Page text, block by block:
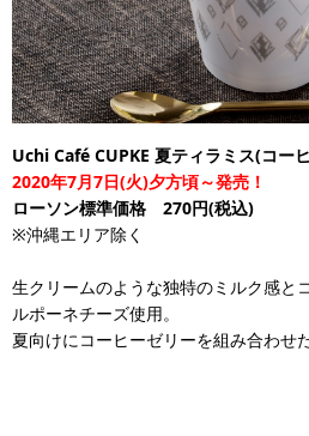
Uchi Café CUPKE 夏ティラミス(コー
2020年7月7日(火)夕方頃～発売！
ローソン標準価格 270円(税込)
※沖縄エリア除く
生クリームのような独特のミルク感と
ルポーネチーズ使用。
夏向けにコーヒーゼリーを組み合わせ